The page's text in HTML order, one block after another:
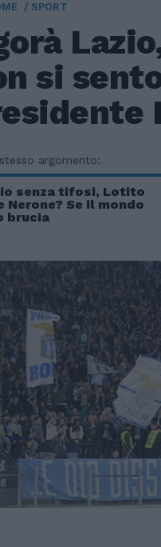
SPORT
si
argomento:
senza tifosi, Lotito
Nerone? Se il mondo
brucia